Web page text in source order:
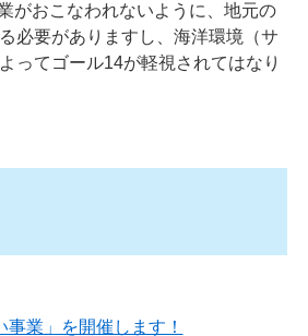
がおこなわれないように、地元の
必要がありますし、海洋環境（サ
ってゴール14が軽視されてはなり
業」を開催します！